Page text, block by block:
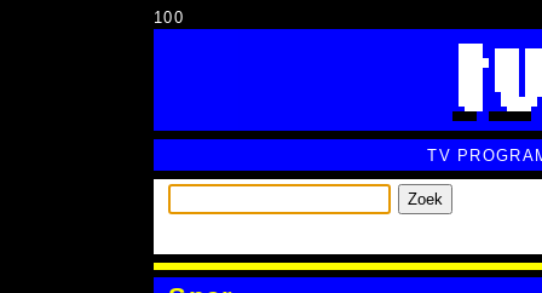
100
TV
Zoek